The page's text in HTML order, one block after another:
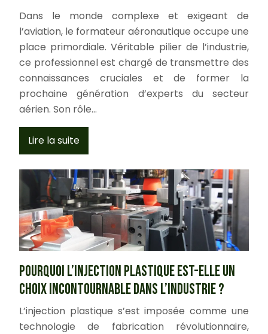
Dans le monde complexe et exigeant de
l’aviation, le formateur aéronautique occupe une
place primordiale. Véritable pilier de l’industrie,
ce professionnel est chargé de transmettre des
connaissances cruciales et de former la
prochaine génération d’experts du secteur
aérien. Son rôle…
Lire la suite
Pourquoi l’injection plastique est-elle un
choix incontournable dans l’industrie ?
L’injection plastique s’est imposée comme une
technologie de fabrication révolutionnaire,